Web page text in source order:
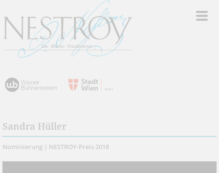
Sandra Hüller
Nominierung | NESTROY-Preis 2018